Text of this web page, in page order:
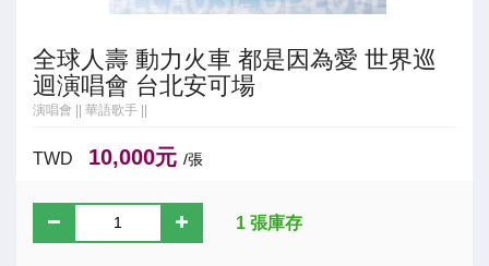
全球人壽 動力火車 都是因為愛 世界巡
迴演唱會 台北安可場
演唱會 || 華語歌手 ||
TWD 10,000元 /張
1 張庫存